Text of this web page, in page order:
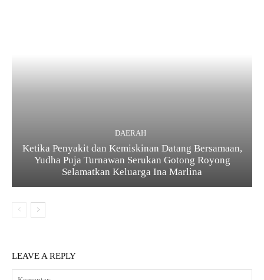
DAERAH
Ketika Penyakit dan Kemiskinan Datang Bersamaan,
Yudha Puja Turnawan Serukan Gotong Royong
Selamatkan Keluarga Ina Marlina
LEAVE A REPLY